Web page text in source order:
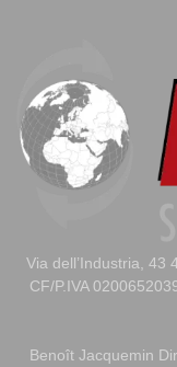
Via dell’Industria, 43
CF/P.IVA
Benoît Jacquemin